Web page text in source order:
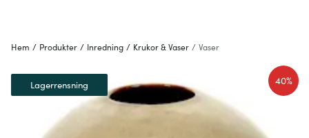
Hem / Produkter / Inredning / Krukor & Vaser / Vaser
40%
Lagerrensning